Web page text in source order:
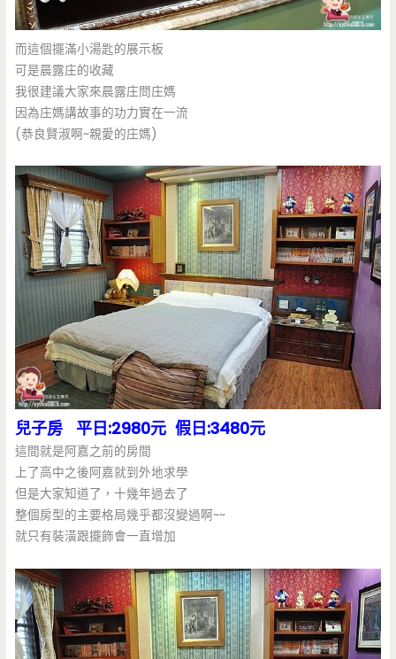
而這個擺滿小湯匙的展示板
可是晨露庄的收藏
我很建議大家來晨露庄問庄媽
因為庄媽講故事的功力實在一流
(恭良賢淑啊~親愛的庄媽)
兒子房 平日:2980元 假日:3480元
這間就是阿嘉之前的房間
上了高中之後阿嘉就到外地求學
但是大家知道了，十幾年過去了
整個房型的主要格局幾乎都沒變過啊~~
就只有裝潢跟擺飾會一直增加